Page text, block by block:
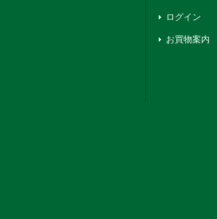
ログイン
お買物案内